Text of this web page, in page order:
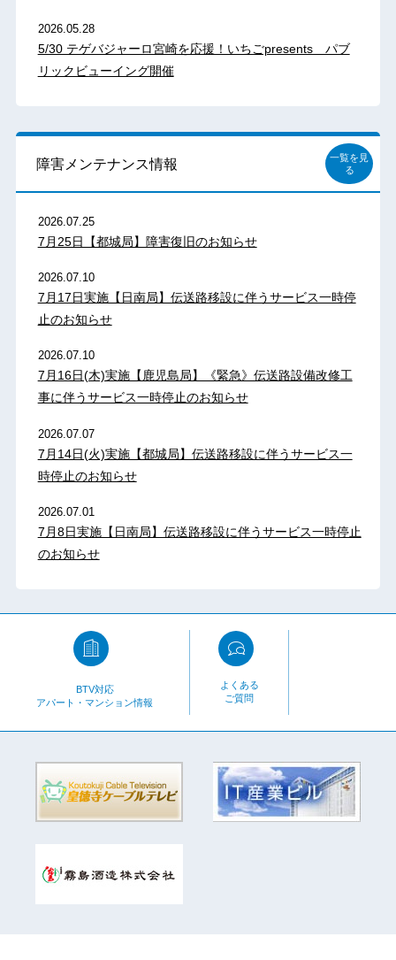
2026.05.28
5/30 テゲバジャーロ宮崎を応援！いちごpresents パブ
リックビューイング開催
障害メンテナンス情報
一覧を見
る
2026.07.25
7月25日【都城局】障害復旧のお知らせ
2026.07.10
7月17日実施【日南局】伝送路移設に伴うサービス一時停
止のお知らせ
2026.07.10
7月16日(木)実施【鹿児島局】《緊急》伝送路設備改修工
事に伴うサービス一時停止のお知らせ
2026.07.07
7月14日(火)実施【都城局】伝送路移設に伴うサービス一
時停止のお知らせ
2026.07.01
7月8日実施【日南局】伝送路移設に伴うサービス一時停止
のお知らせ
BTV対応
アパート・マンション情報
よくある
ご質問